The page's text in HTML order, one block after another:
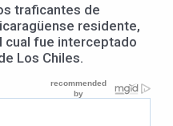
traficantes de
residente,
cual fue interceptado
Los Chiles.